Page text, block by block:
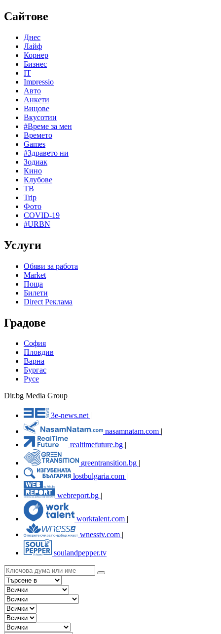
Сайтове
Днес
Лайф
Корнер
Бизнес
IT
Impressio
Авто
Анкети
Вицове
Вкусотии
#Време за мен
Времето
Games
#Здравето ни
Зодиак
Кино
Клубове
ТВ
Trip
Фото
COVID-19
#URBN
Услуги
Обяви за работа
Market
Поща
Билети
Direct Реклама
Градове
София
Пловдив
Варна
Бургас
Русе
Dir.bg Media Group
3e-news.net
nasamnatam.com |
realtimefuture.bg |
greentransition.bg |
lostbulgaria.com |
webreport.bg
worktalent.com |
wnesstv.com |
soulandpepper.tv